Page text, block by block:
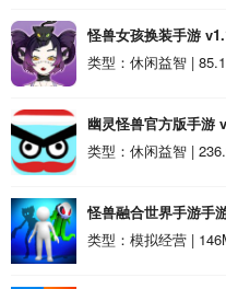
怪兽女孩换装手游
类型：休闲益智 |
幽灵怪兽官方版手游
类型：休闲益智 |
怪兽融合世界手游手
v189.1.4.3018 安卓版
类型：模拟经营 |